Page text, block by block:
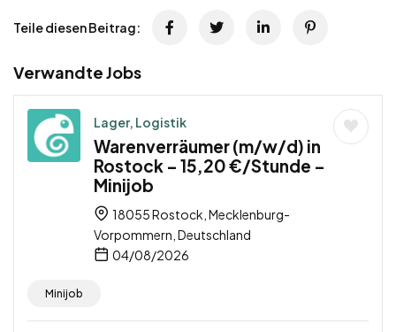
Teile diesen Beitrag:
Verwandte Jobs
Lager, Logistik
Warenverräumer (m/w/d) in
Rostock – 15,20 €/Stunde –
Minijob
18055 Rostock, Mecklenburg-
Vorpommern, Deutschland
04/08/2026
Minijob